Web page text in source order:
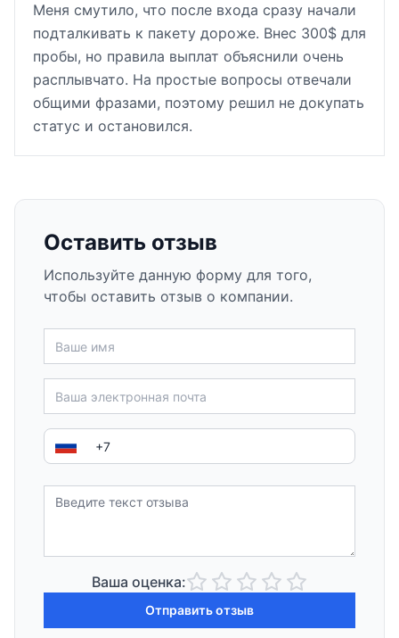
Меня смутило, что после входа сразу начали
подталкивать к пакету дороже. Внес 300$ для
пробы, но правила выплат объяснили очень
расплывчато. На простые вопросы отвечали
общими фразами, поэтому решил не докупать
статус и остановился.
Оставить отзыв
Используйте данную форму для того,
чтобы оставить отзыв о компании.
Ваша оценка:
Отправить отзыв